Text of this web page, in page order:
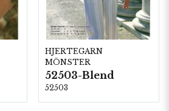
HJERTEGARN
MÖNSTER
52503-Blend
52503